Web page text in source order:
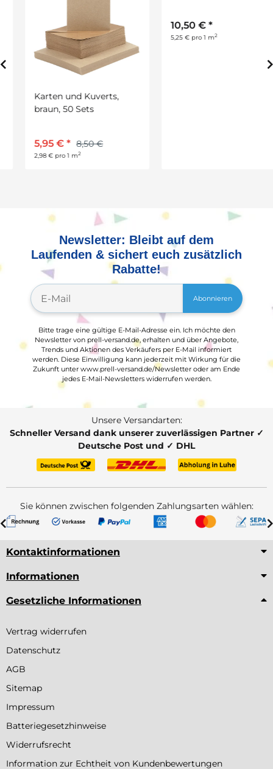
Karten und Kuverts,
braun, 50 Sets
5,95 €* 8,50 €
2,98 € pro 1 m2
Newsletter: Bleibt auf dem
Laufenden & sichert euch zusätzlich
Rabatte!
Abonnieren
Bitte trage eine gültige E-Mail-Adresse ein. Ich möchte den
Newsletter von prell-versand.de, erhalten und über Angebote,
Trends und Aktionen des Verkäufers per E-Mail informiert
werden. Diese Einwilligung kann jederzeit mit Wirkung für die
Zukunft unter www.prell-versand.de/Newsletter oder am Ende
jedes E-Mail-Newsletters widerrufen werden.
Unsere Versandarten:
Schneller Versand dank unserer zuverlässigen Partner ✓
Deutsche Post und ✓ DHL
Sie können zwischen folgenden Zahlungsarten wählen:
Kontaktinformationen
Informationen
Gesetzliche Informationen
Vertrag widerrufen
Datenschutz
AGB
Sitemap
Impressum
Batteriegesetzhinweise
Widerrufsrecht
Information zur Echtheit von Kundenbewertungen